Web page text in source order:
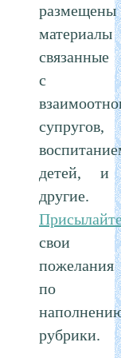
размещены
материалы
связанные
с
супругов,
детей, и
другие.
свои
пожелания
по
рубрики.